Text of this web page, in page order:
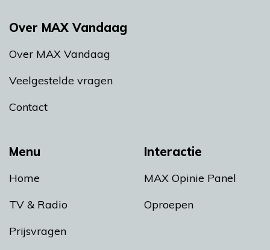
Menu
Home
TV & Radio
Prijsvragen
Interactie
MAX Opinie Panel
Oproepen
Over MAX Vandaag
Over MAX Vandaag
Veelgestelde vragen
Contact